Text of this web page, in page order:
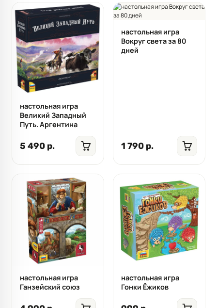
настольная игра
Великий Западный
Путь. Аргентина
5 490 р.
настольная игра
Вокруг света за 80
дней
1 790 р.
настольная игра
Ганзейский союз
настольная игра
Гонки Ёжиков